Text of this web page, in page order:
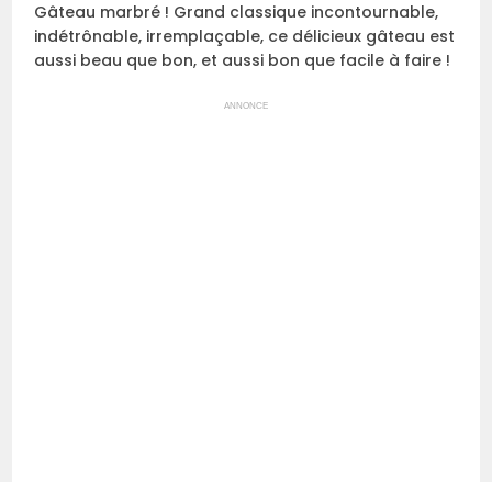
Gâteau marbré ! Grand classique incontournable,
indétrônable, irremplaçable, ce délicieux gâteau est
aussi beau que bon, et aussi bon que facile à faire !
ANNONCE